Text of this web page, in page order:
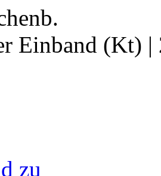
Einband (Kt) |